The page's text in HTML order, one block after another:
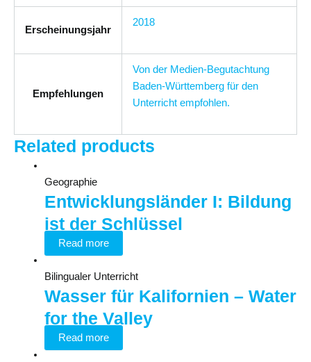
Erscheinungsjahr
2018
Empfehlungen
Von der Medien-Begutachtung
Baden-Württemberg für den
Unterricht empfohlen.
Related products
Geographie
Entwicklungsländer I: Bildung
ist der Schlüssel
Read more
Bilingualer Unterricht
Wasser für Kalifornien – Water
for the Valley
Read more